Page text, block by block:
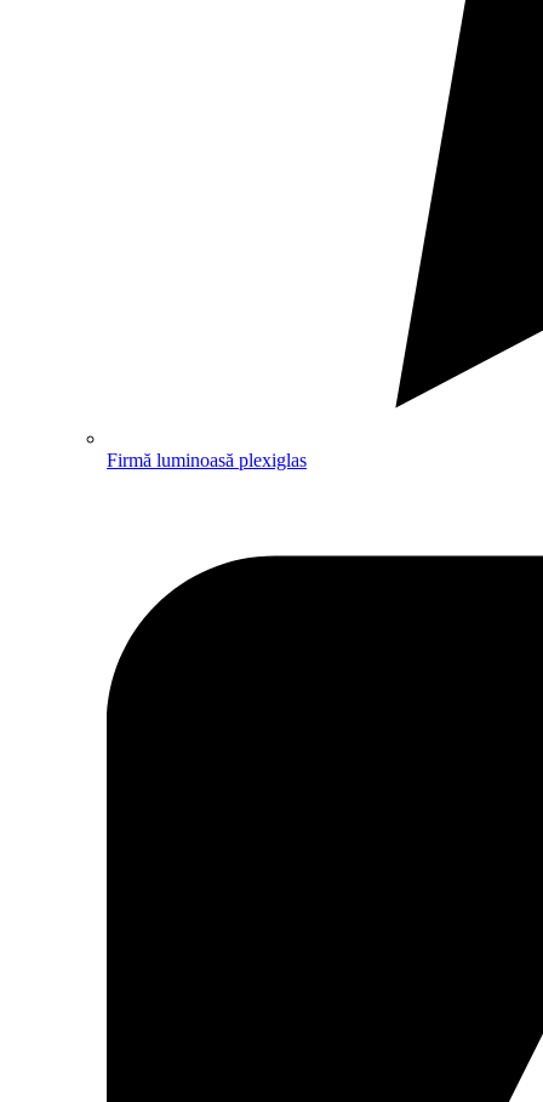
Firmă luminoasă plexiglas